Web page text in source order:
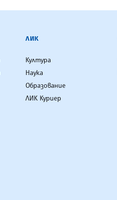
ЛИК
Култура
Наука
Образование
ЛИК Куриер